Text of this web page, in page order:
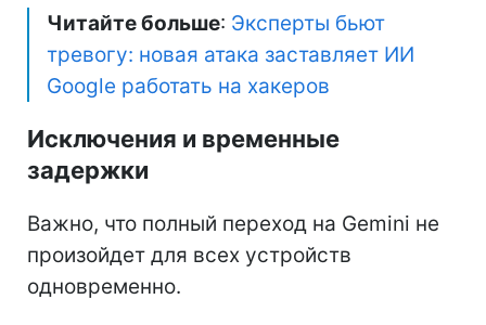
Читайте больше: Эксперты бьют
тревогу: новая атака заставляет ИИ
Google работать на хакеров
Исключения и временные
задержки
Важно, что полный переход на Gemini не
произойдет для всех устройств
одновременно.